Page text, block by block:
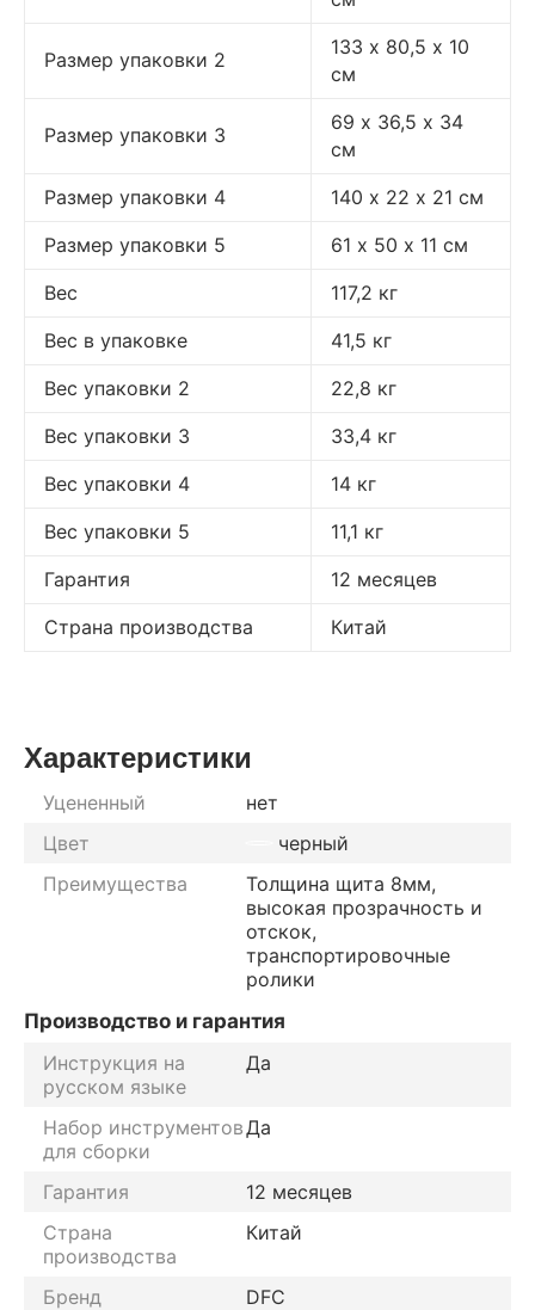
Размер упаковки 2
133 х 80,5 х 10
см
Размер упаковки 3
69 х 36,5 х 34
см
Размер упаковки 4
140 х 22 х 21 см
Размер упаковки 5
61 х 50 х 11 см
Вес
117,2 кг
Вес в упаковке
41,5 кг
Вес упаковки 2
22,8 кг
Вес упаковки 3
33,4 кг
Вес упаковки 4
14 кг
Вес упаковки 5
11,1 кг
Гарантия
12 месяцев
Страна производства
Китай
Характеристики
Уцененный
нет
Цвет
черный
Преимущества
Толщина щита 8мм,
высокая прозрачность и
отскок,
транспортировочные
ролики
Производство и гарантия
Инструкция на
русском языке
Да
Набор инструментов
для сборки
Да
Гарантия
12 месяцев
Страна
производства
Китай
Бренд
DFC